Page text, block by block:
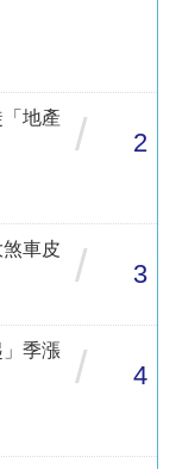
地產
/ 2
車皮
/ 3
季漲
/ 4